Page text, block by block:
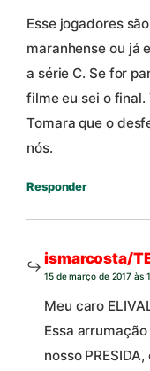
Esse jogadores
maranhense ou já
a série C. Se for
filme eu sei o final.
Tomara que o
nós.
Responder
ismarcosta/
15 de março de 2017 às
Meu caro
Essa
nosso